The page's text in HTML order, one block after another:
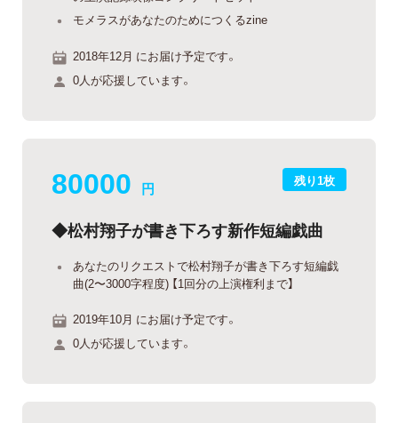
モメラスがあなたのためにつくるzine
2018年12月 にお届け予定です。
0人が応援しています。
残り1枚
80000 円
◆松村翔子が書き下ろす新作短編戯曲
あなたのリクエストで松村翔子が書き下ろす短編戯
曲(2〜3000字程度) 【1回分の上演権利まで】
2019年10月 にお届け予定です。
0人が応援しています。